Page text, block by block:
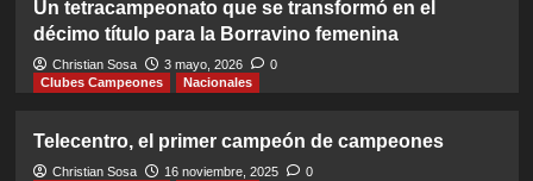
Un tetracampeonato que se transformó en el
décimo título para la Borravino femenina
Christian Sosa 3 mayo, 2026
0
Clubes Campeones
Nacionales
Telecentro, el primer campeón de campeones
Christian Sosa 16 noviembre, 2025
0